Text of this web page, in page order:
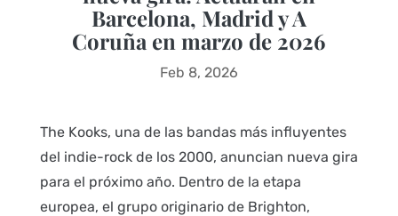
Barcelona, Madrid y A
Coruña en marzo de 2026
Feb 8, 2026
The Kooks, una de las bandas más influyentes
del indie-rock de los 2000, anuncian nueva gira
para el próximo año. Dentro de la etapa
europea, el grupo originario de Brighton,